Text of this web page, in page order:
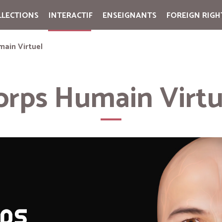
INTERACTIF ENSEIGNANTS FOREIGN
Virtuel
Humain